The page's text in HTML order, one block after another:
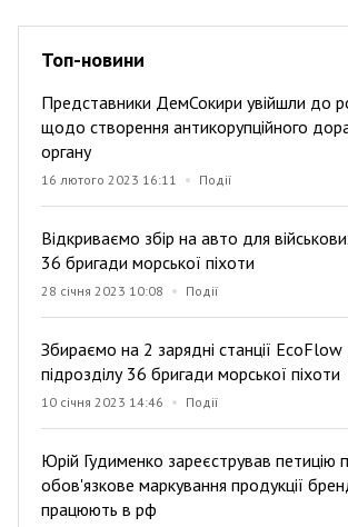
Топ-новини
Представники ДемСокири увійшли до
щодо створення антикорупційного
органу
16 лютого 2023 16:11 Події
Відкриваємо збір на авто для
36 бригади морської піхоти
28 січня 2023 10:08 Події
Збираємо на 2 зарядні станції EcoFlow
підрозділу 36 бригади морської піхоти
10 січня 2023 14:46 Події
Юрій Гудименко зареєстрував петицію
обов'язкове маркування продукції
працюють в рф